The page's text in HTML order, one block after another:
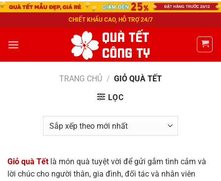
CHIẾT KHẤU CAO, HỖ TRỢ 24/7
TRANG CHỦ / GIỎ QUÀ TẾT
LỌC
Giỏ quà Tết là món quà tuyệt vời để gửi gắm tình cảm và
lời chúc cho người thân, gia đình, đối tác và nhân viên